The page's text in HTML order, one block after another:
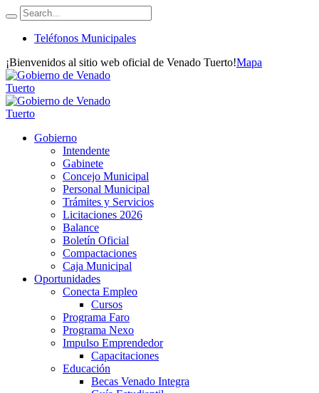
Teléfonos Municipales
¡Bienvenidos al sitio web oficial de Venado Tuerto!Mapa
Gobierno
Intendente
Gabinete
Concejo Municipal
Personal Municipal
Trámites y Servicios
Licitaciones 2026
Balance
Boletín Oficial
Compactaciones
Caja Municipal
Oportunidades
Conecta Empleo
Cursos
Programa Faro
Programa Nexo
Impulso Emprendedor
Capacitaciones
Educación
Becas Venado Integra